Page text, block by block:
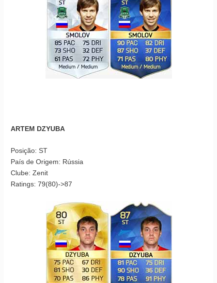
ARTEM DZYUBA
Posição: ST
País de Origem: Rússia
Clube: Zenit
Ratings: 79(80)->87